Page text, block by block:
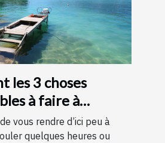
les 3 choses
à faire à
vous rendre d’ici peu à
quelques heures ou